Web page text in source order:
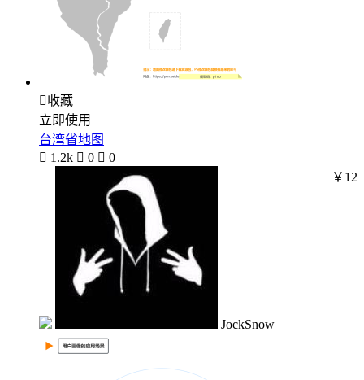
收藏
立即使用
台湾省地图
 1.2k  0  0
JockSnow
￥12